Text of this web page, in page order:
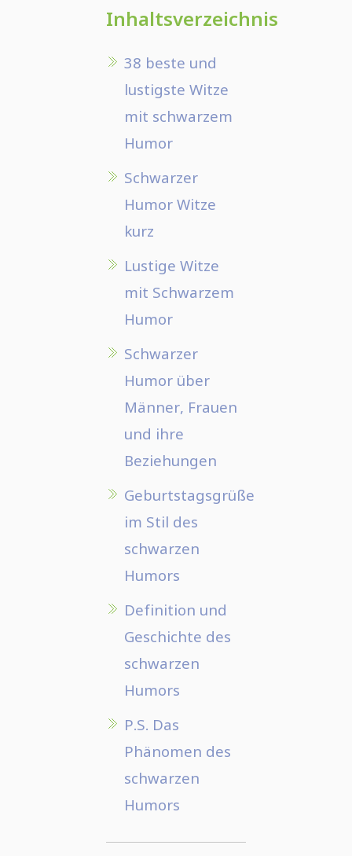
Inhaltsverzeichnis
38 beste und
lustigste Witze
mit schwarzem
Humor
Schwarzer
Humor Witze
kurz
Lustige Witze
mit Schwarzem
Humor
Schwarzer
Humor über
Männer, Frauen
und ihre
Beziehungen
Geburtstagsgrüße
im Stil des
schwarzen
Humors
Definition und
Geschichte des
schwarzen
Humors
P.S. Das
Phänomen des
schwarzen
Humors